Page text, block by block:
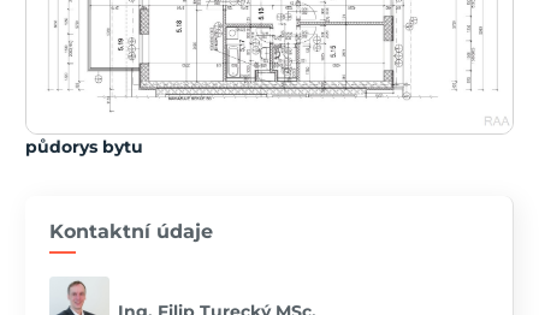
půdorys bytu
Kontaktní údaje